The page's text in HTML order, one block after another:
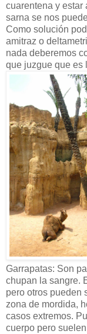
cuarentena y estar
sarna se nos
Como solución
amitraz o
nada deberemos
que juzgue que es
Garrapatas: Son
chupan la sangre.
pero otros pueden
zona de mordida,
casos extremos.
cuerpo pero